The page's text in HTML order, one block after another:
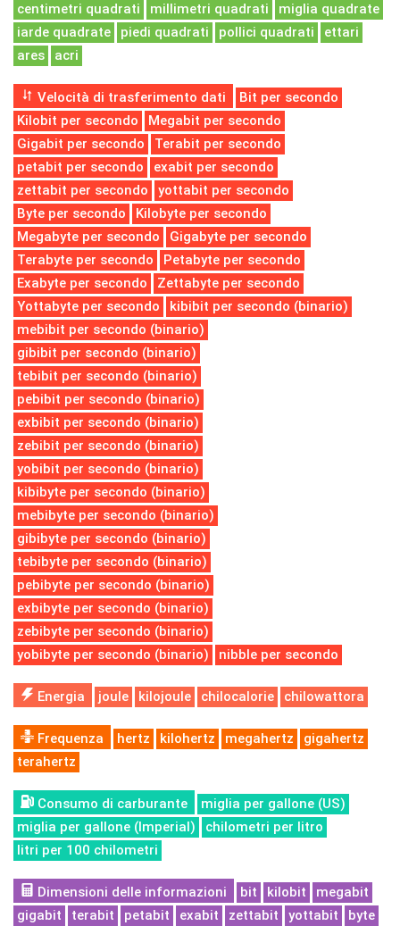
centimetri quadrati
millimetri quadrati
miglia quadrate
iarde quadrate
piedi quadrati pollici quadrati
ettari
ares
acri
Velocità di trasferimento dati
Bit per secondo
Kilobit per secondo
Megabit per secondo
Gigabit per secondo
Terabit per secondo
petabit per secondo
exabit per secondo
zettabit per secondo
yottabit per secondo
Byte per secondo
Kilobyte per secondo
Megabyte per secondo
Gigabyte per secondo
Terabyte per secondo
Petabyte per secondo
Exabyte per secondo
Zettabyte per secondo
Yottabyte per secondo
kibibit per secondo (binario)
mebibit per secondo (binario)
gibibit per secondo (binario)
tebibit per secondo (binario)
pebibit per secondo (binario)
exbibit per secondo (binario)
zebibit per secondo (binario)
yobibit per secondo (binario)
kibibyte per secondo (binario)
mebibyte per secondo (binario)
gibibyte per secondo (binario)
tebibyte per secondo (binario)
pebibyte per secondo (binario)
exbibyte per secondo (binario)
zebibyte per secondo (binario)
yobibyte per secondo (binario)
nibble per secondo
Energia joule kilojoule chilocalorie chilowattora
Frequenza hertz kilohertz megahertz
gigahertz
terahertz
Consumo di carburante
miglia per gallone (US)
miglia per gallone (Imperial)
chilometri per litro
litri per 100 chilometri
Dimensioni delle informazioni bit kilobit
megabit
gigabit
terabit petabit exabit zettabit yottabit
byte